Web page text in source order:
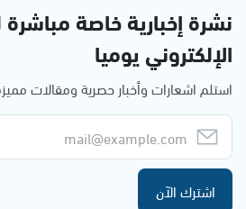
نشرة إخبارية خاصة
الإلكتروني يوميا
استلم اشعارات وأخبار حصرية ومقالات
اشترك الآن